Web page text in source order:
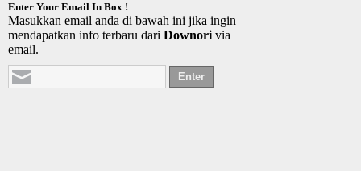
Enter Your Email In Box !
Masukkan email anda di bawah ini jika ingin
mendapatkan info terbaru dari Downori via
email.